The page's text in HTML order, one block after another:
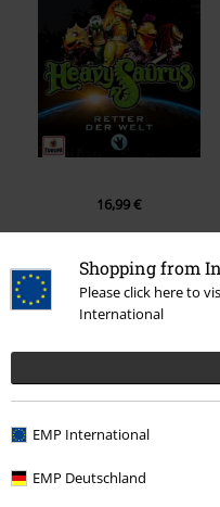
Shopping from
Please click here to
International
EMP International
EMP Deutschland
16,99 €
0 recensioni
Scrivi la tua recensione